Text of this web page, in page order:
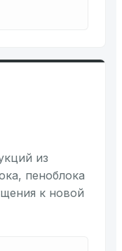
из
пеноблока
к новой